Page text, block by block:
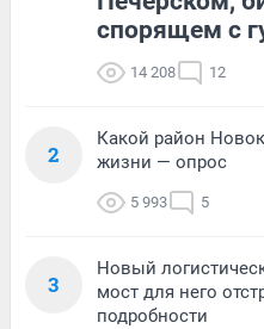
спорящем с
14 208 12
2
Какой район
жизни — опрос
5 993 5
3
Новый
мост для него
подробности